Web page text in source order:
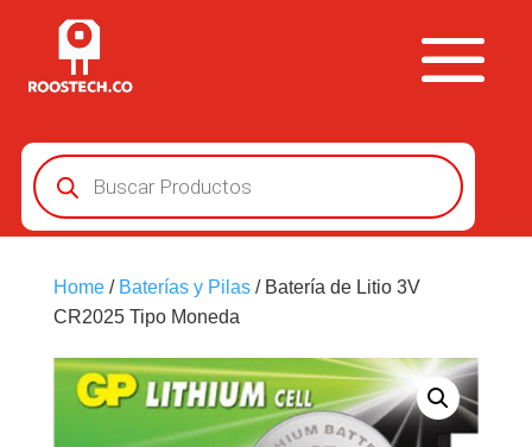
Búsqueda
de
productos
Home/ Baterías y Pilas/ Batería de Litio 3V
CR2025 Tipo Moneda